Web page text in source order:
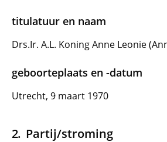
titulatuur en naam
Drs.Ir. A.L. Koning Anne Leonie
geboorteplaats en -datum
Utrecht, 9 maart 1970
Partij/stroming